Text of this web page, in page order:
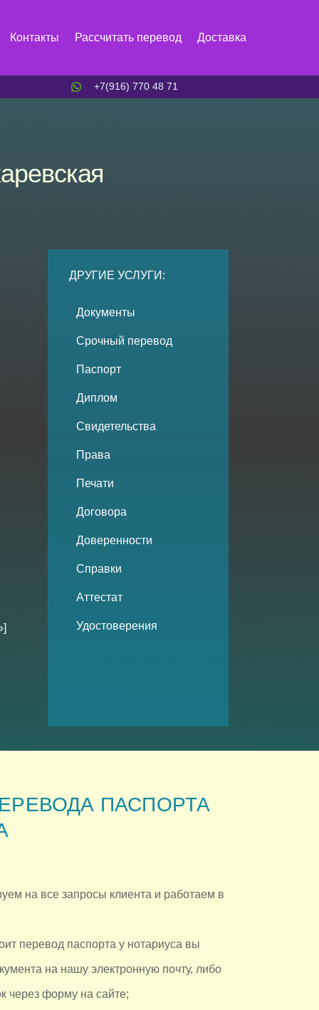
Контакты Рассчитать перевод Доставка
+7(916) 770 48 71
ДРУГИЕ УСЛУГИ:
Документы
Срочный перевод
Паспорт
Диплом
Свидетельства
Права
Печати
Договора
Доверенности
Справки
Аттестат
Удостоверения
ПАСПОРТА
на все запросы клиента и работаем в
перевод паспорта у нотариуса вы
на нашу электронную почту, либо
через форму на сайте;